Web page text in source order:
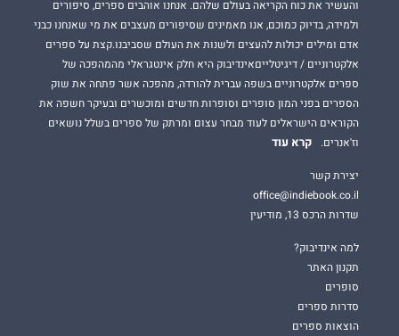
נטולי ריגושים, עד שאהבתה מהעבר חוזרת לחייה בסערה והופכת
אותם לכאוס מוחלט.
ניקי אשהיא סופרת שחיה ונושמת את הז'אנר הרומנטי וזוכה
להצלחה רבה. עלילות
ספריה נבנות על בסיס פרק שני לאהבה בחיי הדמויות שעליהן היא
עד כה תורגמו לעברית ספריה:
והעשיר את כוח הקריאה בעולם שלהם. אנחנו אוהבים ספרים, סיפורים
ולמידה, בדיוק כמוכם, אנו מאמינים שסיפורים מעצבים את מי שאנחנו כבני
אדם ומילים יכולות להעצים ולשנות את העולם שסביבנו.קצת על ספרים
אלקטרוניים / דיגיטלייםאינדיבוק היא חלק אינטגראלי מהמהפכה של
ספרים אלקטרוניים בשפה עברית להורדה, מהפכה אשר פתחה את שוק
הספרים בפני המון סופרים וסופרות חדשים ומוכשרים ובעיקר חשפה את
הקוראים הישראלים לעוד מבחר עצום ומרתק של ספרים בשלל נושאים
וז'אנרים.
קרא עוד
יצירת קשר
office@indiebook.co.il
שדרות הרכס 13, מודיעין
למה אינדיבוק?
תקנון האתר
סופרים
סדרות ספרים
הוצאות ספרים